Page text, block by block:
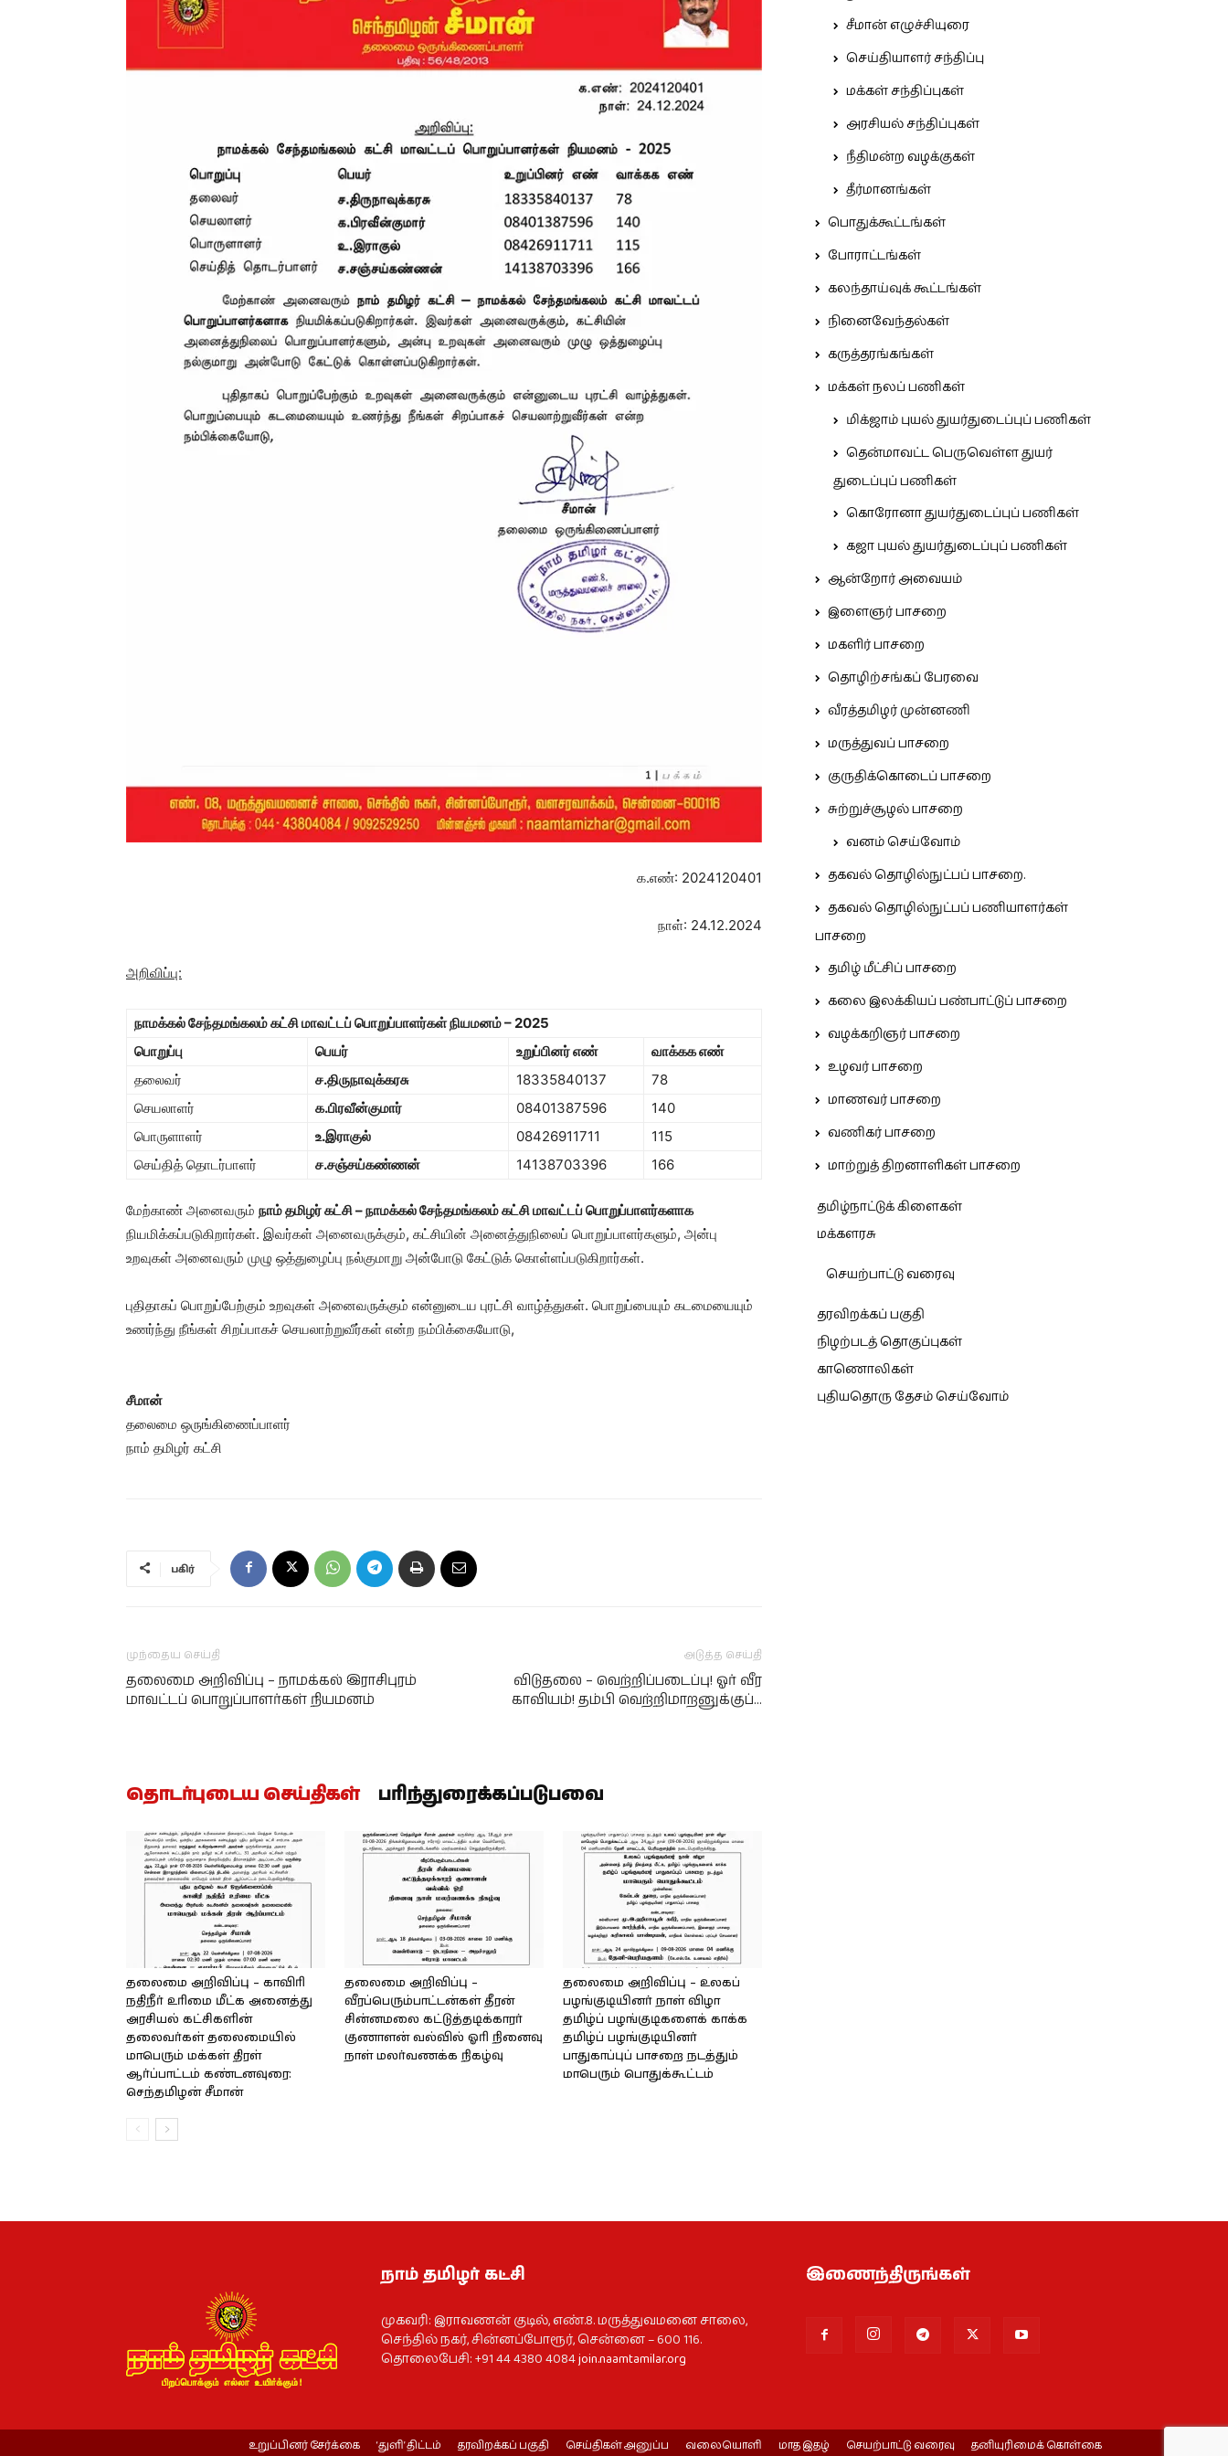
க.எண்: 2024120401
நாள்: 24.12.2024
அறிவிப்பு:
நாமக்கல் சேந்தமங்கலம் கட்சி மாவட்டப் பொறுப்பாளர்கள் நியமனம் – 2025
பொறுப்பு
பெயர் உறுப்பினர் எண்
வாக்கக எண்
தலைவர்
ச.திருநாவுக்கரசு 18335840137
78
செயலாளர்
க.பிரவீன்குமார் 08401387596
140
பொருளாளர்
உ.இராகுல் 08426911711
115
செய்தித் தொடர்பாளர்
ச.சஞ்சய்கண்ணன் 14138703396 166
மேற்காண் அனைவரும் நாம் தமிழர் கட்சி – நாமக்கல் சேந்தமங்கலம் கட்சி மாவட்டப் பொறுப்பாளர்களாக
நியமிக்கப்படுகிறார்கள். இவர்கள் அனைவருக்கும், கட்சியின் அனைத்துநிலைப் பொறுப்பாளர்களும், அன்பு
உறவுகள் அனைவரும் முழு ஒத்துழைப்பு நல்குமாறு அன்போடு கேட்டுக் கொள்ளப்படுகிறார்கள்.
புதிதாகப் பொறுப்பேற்கும் உறவுகள் அனைவருக்கும் என்னுடைய புரட்சி வாழ்த்துகள். பொறுப்பையும் கடமையையும்
உணர்ந்து நீங்கள் சிறப்பாகச் செயலாற்றுவீர்கள் என்ற நம்பிக்கையோடு,
சீமான்
தலைமை ஒருங்கிணைப்பாளர்
நாம் தமிழர் கட்சி
பகிர்
முந்தைய செய்தி
தலைமை அறிவிப்பு – நாமக்கல் இராசிபுரம்
மாவட்டப் பொறுப்பாளர்கள் நியமனம்
அடுத்த செய்தி
விடுதலை – வெற்றிப்படைப்பு! ஓர் வீர
காவியம்! தம்பி வெற்றிமாறனுக்குப்…
தொடர்புடைய செய்திகள் பரிந்துரைக்கப்படுபவை
தலைமை அறிவிப்பு – காவிரி
நதிநீர் உரிமை மீட்க அனைத்து
அரசியல் கட்சிகளின்
தலைவர்கள் தலைமையில்
மாபெரும் மக்கள் திரள்
ஆர்ப்பாட்டம் கண்டனவுரை:
செந்தமிழன் சீமான்
தலைமை அறிவிப்பு –
வீரப்பெரும்பாட்டன்கள் தீரன்
சின்னமலை கட்டுத்தடிக்காரர்
குணாளன் வல்வில் ஓரி நினைவு
நாள் மலர்வணக்க நிகழ்வு
தலைமை அறிவிப்பு – உலகப்
பழங்குடியினர் நாள் விழா
தமிழ்ப் பழங்குடிகளைக் காக்க
தமிழ்ப் பழங்குடியினர்
பாதுகாப்புப் பாசறை நடத்தும்
மாபெரும் பொதுக்கூட்டம்
சீமான் எழுச்சியுரை
செய்தியாளர் சந்திப்பு
மக்கள் சந்திப்புகள்
அரசியல் சந்திப்புகள்
நீதிமன்ற வழக்குகள்
தீர்மானங்கள்
பொதுக்கூட்டங்கள்
போராட்டங்கள்
கலந்தாய்வுக் கூட்டங்கள்
நினைவேந்தல்கள்
கருத்தரங்கங்கள்
மக்கள் நலப் பணிகள்
மிக்ஜாம் புயல் துயர்துடைப்புப் பணிகள்
தென்மாவட்ட பெருவெள்ள துயர்
துடைப்புப் பணிகள்
கொரோனா துயர்துடைப்புப் பணிகள்
கஜா புயல் துயர்துடைப்புப் பணிகள்
ஆன்றோர் அவையம்
இளைஞர் பாசறை
மகளிர் பாசறை
தொழிற்சங்கப் பேரவை
வீரத்தமிழர் முன்னணி
மருத்துவப் பாசறை
குருதிக்கொடைப் பாசறை
சுற்றுச்சூழல் பாசறை
வனம் செய்வோம்
தகவல் தொழில்நுட்பப் பாசறை.
தகவல் தொழில்நுட்பப் பணியாளர்கள்
பாசறை
தமிழ் மீட்சிப் பாசறை
கலை இலக்கியப் பண்பாட்டுப் பாசறை
வழக்கறிஞர் பாசறை
உழவர் பாசறை
மாணவர் பாசறை
வணிகர் பாசறை
மாற்றுத் திறனாளிகள் பாசறை
தமிழ்நாட்டுக் கிளைகள்
மக்களரசு
செயற்பாட்டு வரைவு
தரவிறக்கப் பகுதி
நிழற்படத் தொகுப்புகள்
காணொலிகள்
புதியதொரு தேசம் செய்வோம்
நாம் தமிழர் கட்சி
முகவரி: இராவணன் குடில், எண்.8. மருத்துவமனை சாலை,
செந்தில் நகர், சின்னப்போரூர், சென்னை – 600 116.
தொலைபேசி: +91 44 4380 4084join.naamtamilar.org
இணைந்திருங்கள்
உறுப்பினர் சேர்க்கை ‘துளி’ திட்டம் தரவிறக்கப் பகுதி செய்திகள் அனுப்ப வலையொளி மாத இதழ் செயற்பாட்டு வரைவு தனியுரிமைக் கொள்கை